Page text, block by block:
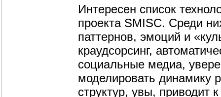
Интересен список
проекта SMISC. Среди
паттернов, эмоций и
краудсорсинг,
социальные медиа,
моделировать динамику
структур, увы, приводит